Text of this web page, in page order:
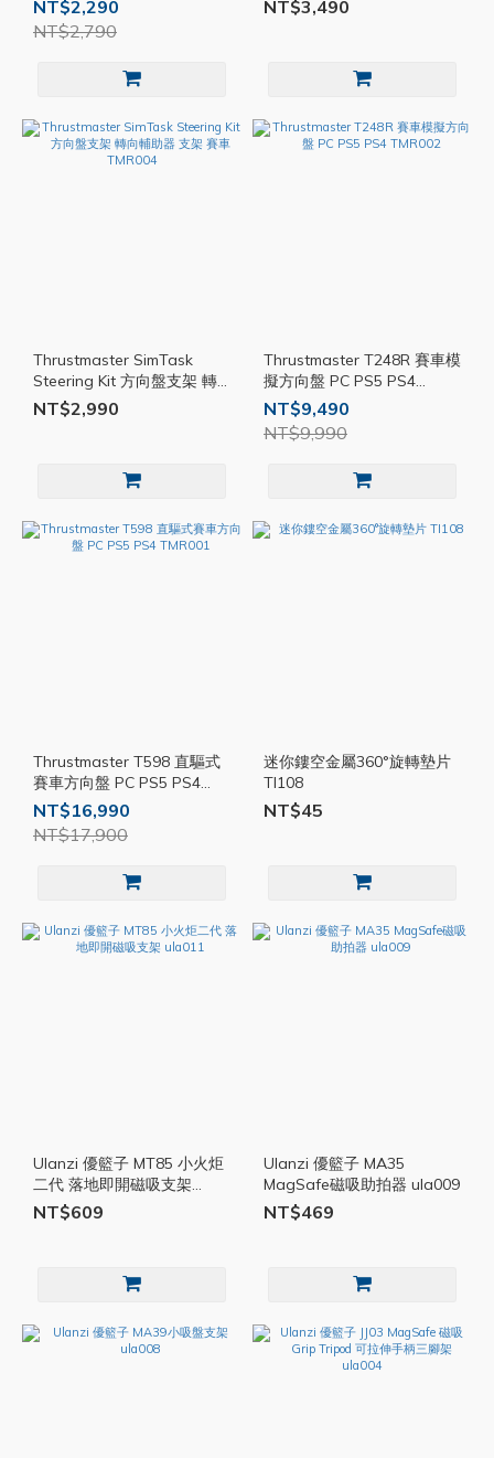
TMR006
NT$2,290
NT$2,790
TMR005
NT$3,490
Thrustmaster SimTask
Steering Kit 方向盤支架 轉
向輔助器 支架 賽車 TMR004
NT$2,990
Thrustmaster T248R 賽車模
擬方向盤 PC PS5 PS4
TMR002
NT$9,490
NT$9,990
Thrustmaster T598 直驅式
賽車方向盤 PC PS5 PS4
TMR001
NT$16,990
NT$17,900
迷你鏤空金屬360°旋轉墊片
TI108
NT$45
Ulanzi 優籃子 MT85 小火炬
二代 落地即開磁吸支架
ula011
NT$609
Ulanzi 優籃子 MA35
MagSafe磁吸助拍器 ula009
NT$469